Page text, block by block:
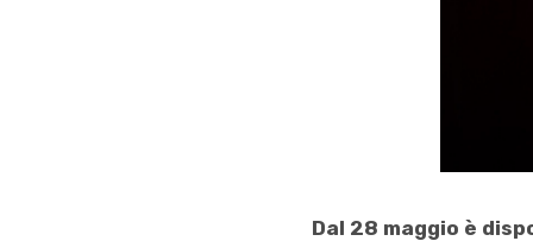
Dal 28 maggio è